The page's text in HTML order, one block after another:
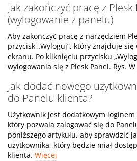
Jak zakończyć pracę z Plesk
(wylogowanie z panelu)
Aby zakończyć pracę z narzędziem
przycisk „Wyloguj”, który znajduje
ekranu. Po kliknięciu przycisku
wylogowania się z Plesk Panel. Rys. W
Jak dodać nowego
do Panelu klienta?
Użytkownik jest dodatkowym loginem
który pozwala zalogować się do
poniższego artykułu, aby sprawdzić
użytkownika, który będzie miał
klienta. Więcej